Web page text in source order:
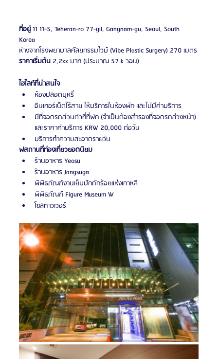
ที่อยู่ 11 11-5, Teheran-ro 77-gil, Gangnam-gu, Seoul, South
Korea
ห่างจากโรงพยาบาลศัลยกรรมไวบ์ (Vibe Plastic Surgery) 270 เมตร
ราคาเริ่มต้น 2,2xx บาท (ประมาณ 57 k วอน)
ไฮไลท์ที่น่าสนใจ
ห้องปลอดบุหรี่
อินเทอร์เน็ตไร้สาย ให้บริการในห้องพัก และไม่มีค่าบริการ
มีที่จอดรถส่วนตัวที่ที่พัก (จำเป็นต้องสำรองที่จอดรถล่วงหน้า)
และราคาค่าบริการ KRW 20,000 ต่อวัน
บริการทำความสะอาดรายวัน
ฟสถานที่ท่องเที่ยวยอดนิยม
ร้านอาหาร Yeosu
ร้านอาหาร Jangsuga
พิพิธภัณฑ์งานเย็บปักถักร้อยแห่งเกาหลี
พิพิธภัณฑ์ Figure Museum W
โซลทาวเวอร์